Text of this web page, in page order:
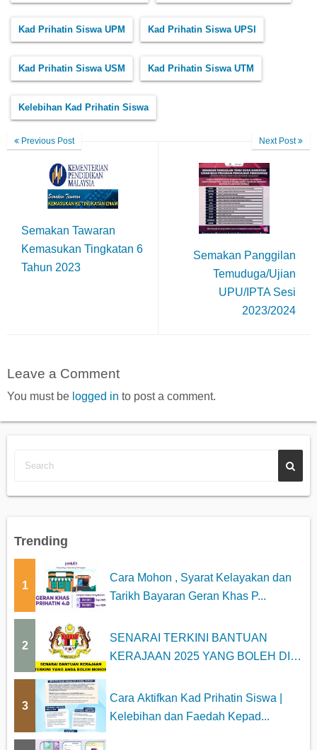
Kad Prihatin Siswa UPM Kad Prihatin Siswa UPSI
Kad Prihatin Siswa USM Kad Prihatin Siswa UTM
Kelebihan Kad Prihatin Siswa
Previous Post
Semakan Tawaran
Kemasukan Tingkatan 6
Tahun 2023
Next Post
Semakan Panggilan
Temuduga/Ujian
UPU/IPTA Sesi
2023/2024
Leave a Comment
You must be logged in to post a comment.
Trending
1
Cara Mohon , Syarat Kelayakan dan
Tarikh Bayaran Geran Khas P...
2
SENARAI TERKINI BANTUAN
KERAJAAN 2025 YANG BOLEH DI
3
Cara Aktifkan Kad Prihatin Siswa |
Kelebihan dan Faedah Kepad...